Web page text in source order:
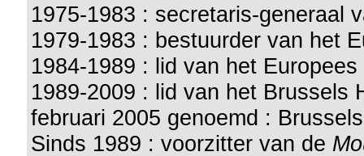
1975-1983 : secretaris-generaal
1979-1983 : bestuurder van het
1984-1989 : lid van het
1989-2009 : lid van het Brussels
februari 2005 genoemd :
Sinds 1989 : voorzitter van de